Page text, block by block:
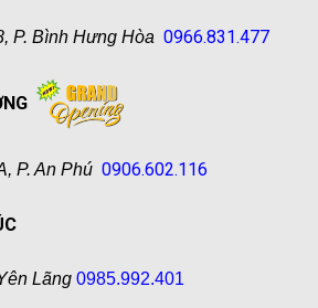
P. Bình Hưng Hòa 0966.831.477
P. An Phú 0906.602.116
Lãng 0985.992.401